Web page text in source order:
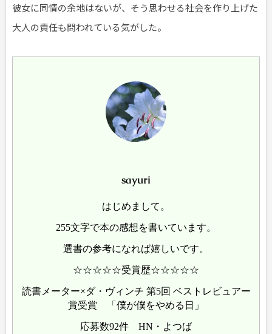
彼女に同情の余地はないが、そう思わせる社会を作り上げた
大人の責任も問われている気がした。
sayuri
はじめまして。
255文字で本の感想を書いています。
選書の参考になれば嬉しいです。
☆☆☆☆☆受賞歴☆☆☆☆☆
読書メーター×ダ・ヴィンチ 第5回 ベストレビュアー
賞受賞 「僕が僕をやめる日」
応募数92件 HN・よつば